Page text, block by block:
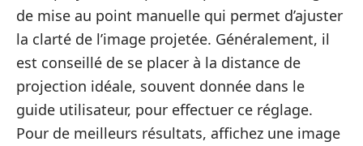
de mise au point manuelle qui permet d’ajuster
la clarté de l’image projetée. Généralement, il
est conseillé de se placer à la distance de
projection idéale, souvent donnée dans le
guide utilisateur, pour effectuer ce réglage.
Pour de meilleurs résultats, affichez une image